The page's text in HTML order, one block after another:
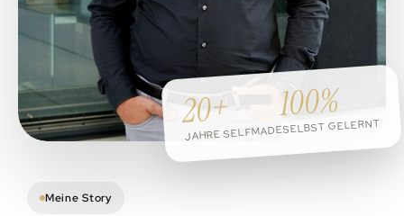
20+
JAHRE SELFMADE
100%
SELBST GELERNT
Meine Story